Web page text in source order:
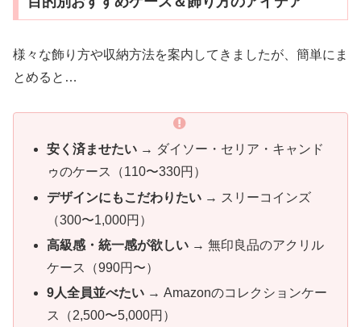
様々な飾り方や収納方法を案内してきましたが、簡単にま
とめると…
安く済ませたい → ダイソー・セリア・キャンド
ゥのケース（110〜330円）
デザインにもこだわりたい → スリーコインズ
（300〜1,000円）
高級感・統一感が欲しい → 無印良品のアクリル
ケース（990円〜）
9人全員並べたい → Amazonのコレクションケー
ス（2,500〜5,000円）